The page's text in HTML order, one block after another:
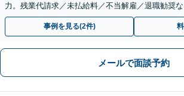
力。残業代請求／未払給料／不当解雇／退職勧奨
性も考慮し、ご意向を尊重しながら丁寧に対応い
事例を見る(2件)
メールで面談予約